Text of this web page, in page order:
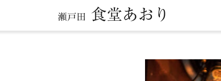
瀬戸田 食堂あおり